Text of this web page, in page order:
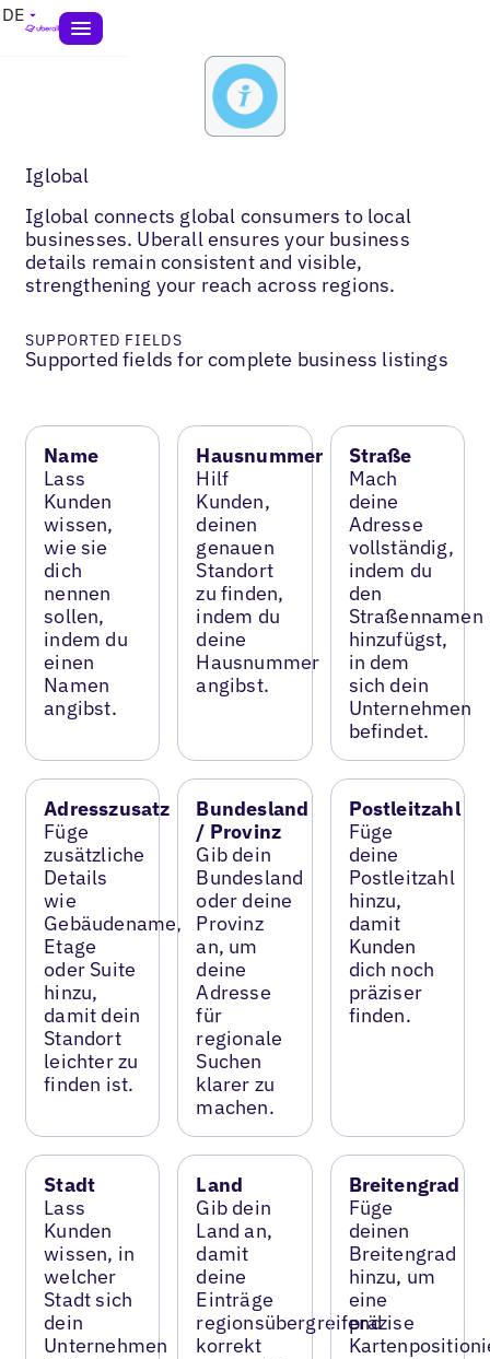
DE
Iglobal
Iglobal connects global consumers to local
businesses. Uberall ensures your business
details remain consistent and visible,
strengthening your reach across regions.
SUPPORTED FIELDS
Supported fields for complete business listings
Name
Lass
Kunden
wissen,
wie sie
dich
nennen
sollen,
indem du
einen
Namen
angibst.
Hausnummer
Hilf
Kunden,
deinen
genauen
Standort
zu finden,
indem du
deine
Hausnummer
angibst.
Straße
Mach
deine
Adresse
vollständig,
indem du
den
Straßennamen
hinzufügst,
in dem
sich dein
Unternehmen
befindet.
Adresszusatz
Füge
zusätzliche
Details
wie
Gebäudename,
Etage
oder Suite
hinzu,
damit dein
Standort
leichter zu
finden ist.
Bundesland
/ Provinz
Gib dein
Bundesland
oder deine
Provinz
an, um
deine
Adresse
für
regionale
Suchen
klarer zu
machen.
Postleitzahl
Füge
deine
Postleitzahl
hinzu,
damit
Kunden
dich noch
präziser
finden.
Stadt
Lass
Kunden
wissen, in
welcher
Stadt sich
dein
Unternehmen
Land
Gib dein
Land an,
damit
deine
Einträge
regionsübergreifend
korrekt
Breitengrad
Füge
deinen
Breitengrad
hinzu, um
eine
präzise